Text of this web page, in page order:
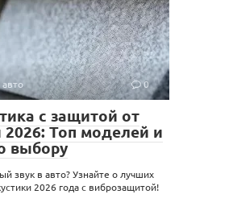
авто 0
с защитой от
2026: Топ моделей и
выбору
звук в авто? Узнайте о лучших
2026 года с виброзащитой!